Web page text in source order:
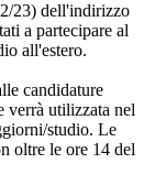
23) dell'indirizzo
a partecipare al
all'estero.
candidature
verrà utilizzata nel
studio. Le
oltre le ore 14 del